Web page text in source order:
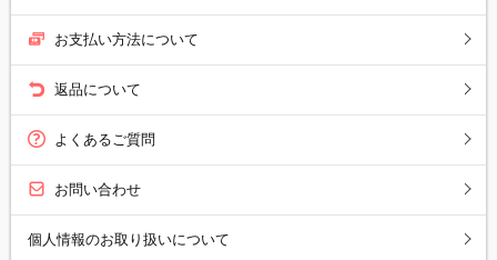
お支払い方法について
返品について
よくあるご質問
お問い合わせ
個人情報のお取り扱いについて